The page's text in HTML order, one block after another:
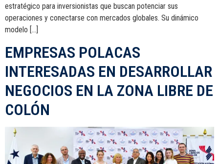
estratégico para inversionistas que buscan potenciar sus
operaciones y conectarse con mercados globales. Su dinámico
modelo […]
EMPRESAS POLACAS
INTERESADAS EN DESARROLLAR
NEGOCIOS EN LA ZONA LIBRE DE
COLÓN